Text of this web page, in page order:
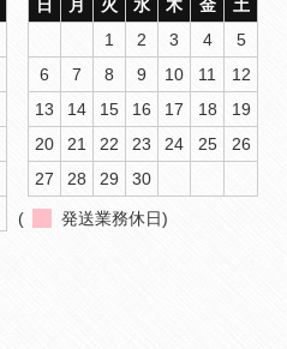
日
月 火 水 木 金
土
1
2 3 4
5
6
7 8 9 10 11
12
13
14 15 16 17 18
19
20
21 22 23 24 25
26
27
28 29 30
( 発送業務休日)